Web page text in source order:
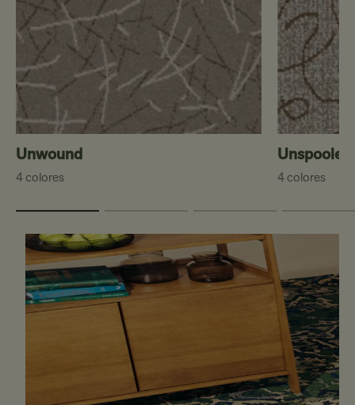
Unwound
4 colores
Unspooled
4 colores